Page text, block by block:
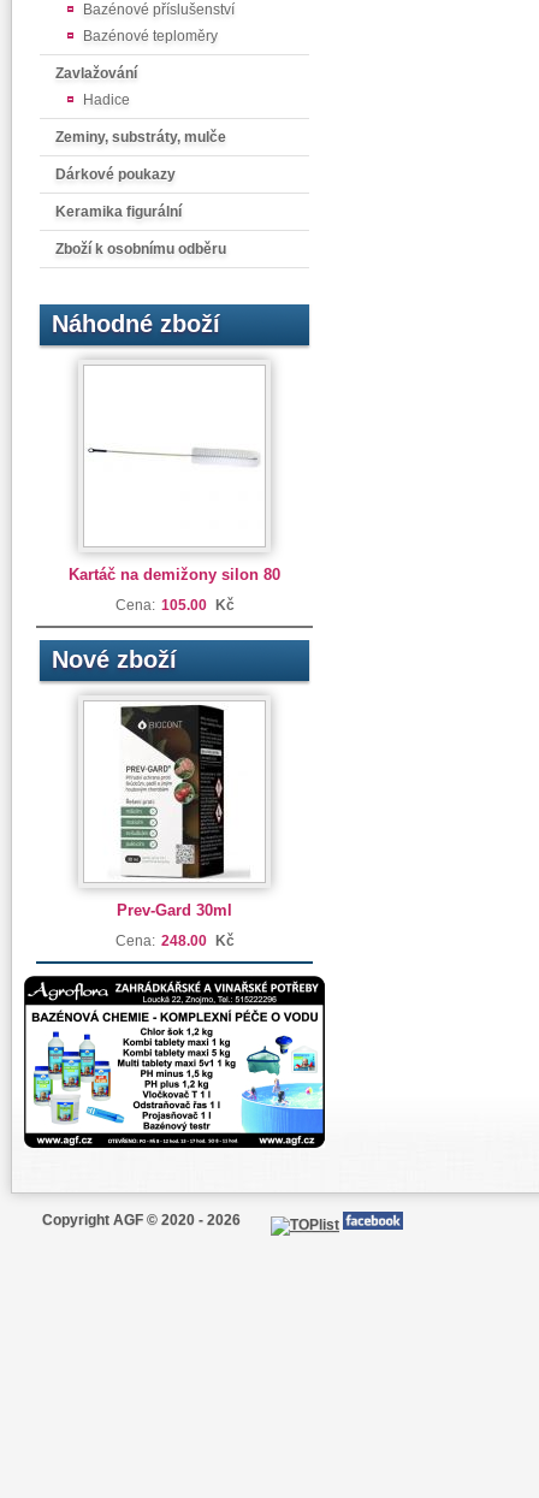
Bazénové příslušenství
Bazénové teploměry
Zavlažování
Hadice
Zeminy, substráty, mulče
Dárkové poukazy
Keramika figurální
Zboží k osobnímu odběru
Náhodné zboží
Kartáč na demižony silon 80
Cena: 105.00 Kč
Nové zboží
Prev-Gard 30ml
Cena: 248.00 Kč
Copyright AGF © 2020 - 2026